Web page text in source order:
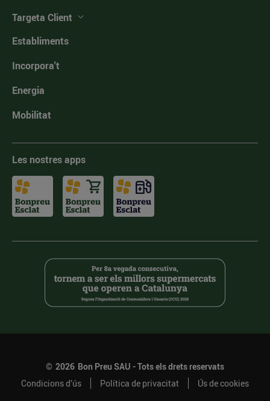
Targeta Client
Establiments
Incorpora't
Energia
Mobilitat
Les nostres apps
© 2026 Bon Preu SAU - Tots els drets reservats
Condicions d’ús
Política de privacitat Ús de cookies